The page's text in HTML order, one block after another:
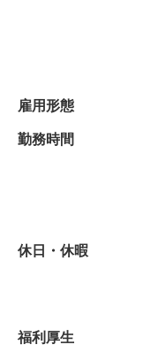
雇用形態
勤務時間
休日・休暇
福利厚生